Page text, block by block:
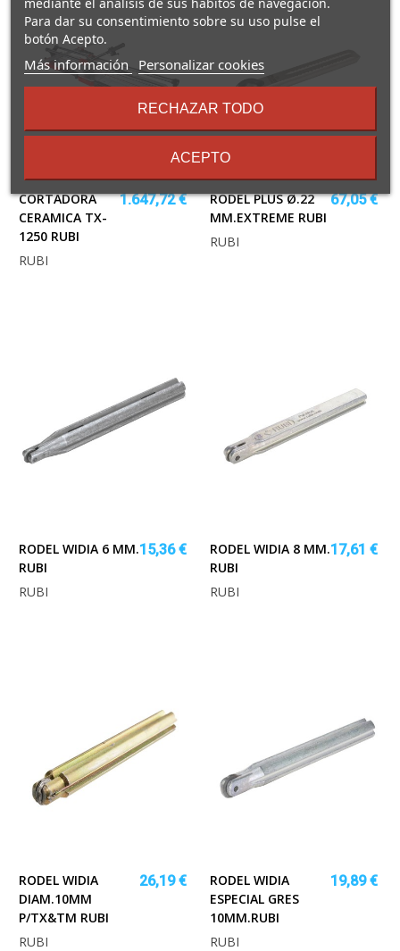
CORTADORA
CERAMICA TX-
1250 RUBI
1.647,72 €
RUBI
RODEL PLUS Ø.22
MM.EXTREME RUBI
67,05 €
RUBI
RODEL WIDIA 6 MM.
RUBI
15,36 €
RUBI
RODEL WIDIA 8 MM.
RUBI
17,61 €
RUBI
RODEL WIDIA
DIAM.10MM
P/TX&TM RUBI
26,19 €
RUBI
RODEL WIDIA
ESPECIAL GRES
10MM.RUBI
19,89 €
RUBI
Para dar su consentimiento sobre su uso pulse el
botón Acepto.
Más información
sobre
los
términos
condiciones
Personalizar cookies
RECHAZAR TODO
ACEPTO